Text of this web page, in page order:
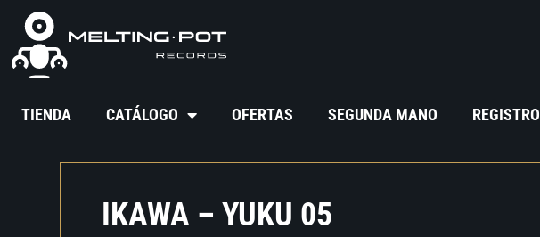
TIENDA CATÁLOGO OFERTAS SEGUNDA MANO REGISTRO
IKAWA – YUKU 05